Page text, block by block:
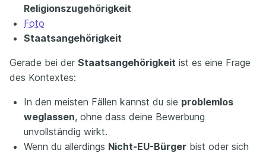
Religionszugehörigkeit
Foto
Staatsangehörigkeit
Gerade bei der Staatsangehörigkeit ist es eine Frage
des Kontextes:
In den meisten Fällen kannst du sie problemlos
weglassen, ohne dass deine Bewerbung
unvollständig wirkt.
Wenn du allerdings Nicht-EU-Bürger bist oder sich